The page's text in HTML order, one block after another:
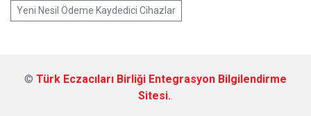
Yeni Nesil Ödeme Kaydedici Cihazlar
© Türk Eczacıları Birliği Entegrasyon Bilgilendirme
Sitesi..